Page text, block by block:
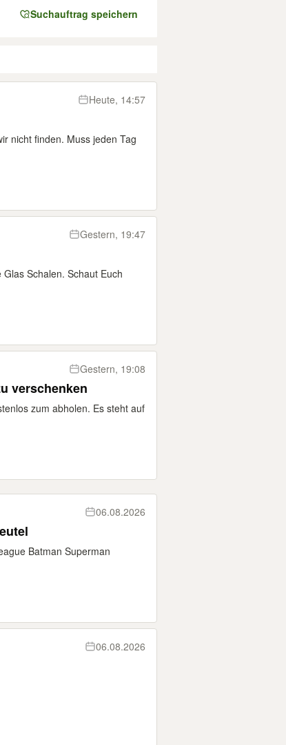
Suchauftrag speichern
Heute, 14:57
nicht finden. Muss jeden Tag
Gestern, 19:47
Schalen. Schaut Euch
Gestern, 19:08
verschenken
zum abholen. Es steht auf
06.08.2026
Batman Superman
06.08.2026